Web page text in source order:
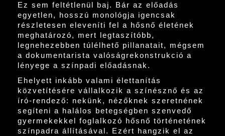
Ez sem feltétlenül baj. Bár az előadás
egyetlen, hosszú monológja igencsak
részletesen eleveníti fel a hősnő életének
meghatározó, mert legtaszítóbb,
legnehezebben túlélhető pillanatait, mégsem
a dokumentarista valóságrekonstrukció a
lényege a színpadi előadásnak.
Ehelyett inkább valami élettanítás
közvetítésére vállalkozik a színésznő és az
író-rendező: nekünk, nézőknek szeretnének
segíteni a halálos betegségben szenvedő
gyermekekkel foglalkozó hősnő történetének
színpadra állításával. Ezért hangzik el az